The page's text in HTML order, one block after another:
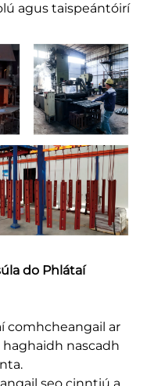
agus taispeántóirí
do Phlátaí
comhcheangail ar
haghaidh nascadh